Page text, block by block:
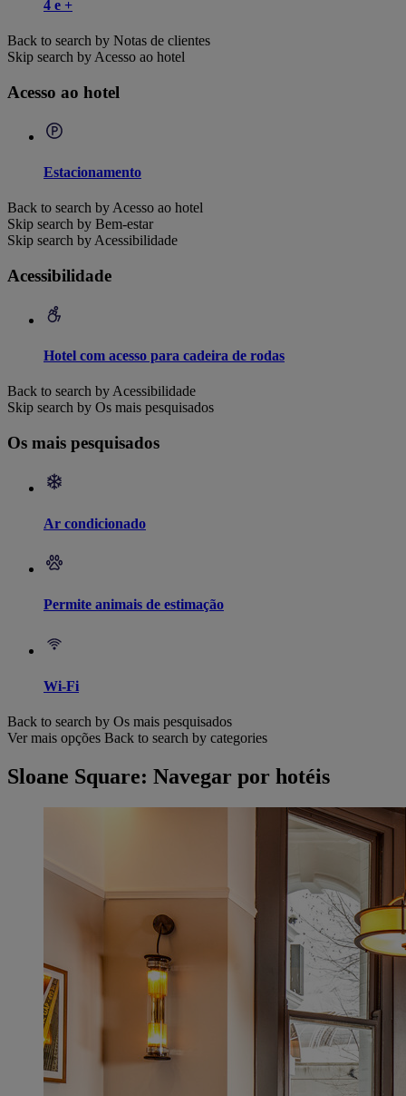
4 e +
Back to search by Notas de clientes
Skip search by Acesso ao hotel
Acesso ao hotel
Estacionamento
Back to search by Acesso ao hotel
Skip search by Bem-estar
Skip search by Acessibilidade
Acessibilidade
Hotel com acesso para cadeira de rodas
Back to search by Acessibilidade
Skip search by Os mais pesquisados
Os mais pesquisados
Ar condicionado
Permite animais de estimação
Wi-Fi
Back to search by Os mais pesquisados
Ver mais opções Back to search by categories
Sloane Square: Navegar por hotéis